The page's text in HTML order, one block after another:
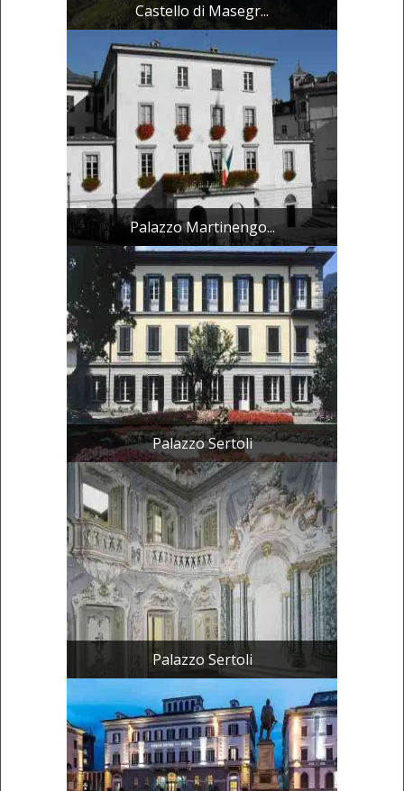
Castello di Masegr...
Palazzo Martinengo...
Palazzo Sertoli
Palazzo Sertoli